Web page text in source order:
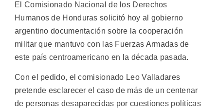
El Comisionado Nacional de los Derechos
Humanos de Honduras solicitó hoy al gobierno
argentino documentación sobre la cooperación
militar que mantuvo con las Fuerzas Armadas de
este país centroamericano en la década pasada.
Con el pedido, el comisionado Leo Valladares
pretende esclarecer el caso de más de un centenar
de personas desaparecidas por cuestiones políticas